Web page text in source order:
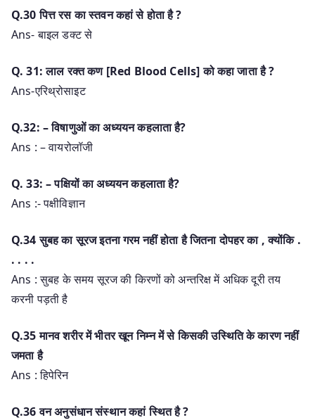
Q.30 पित्त रस का स्तवन कहां से होता है ?
Ans- बाइल डक्ट से
Q. 31: लाल रक्त कण [Red Blood Cells] को कहा जाता है ?
Ans-एरिथ्रोसाइट
Q.32: – विषाणुओं का अध्ययन कहलाता है?
Ans : – वायरोलॉजी
Q. 33: – पक्षियों का अध्ययन कहलाता है?
Ans :- पक्षीविज्ञान
Q.34 सुबह का सूरज इतना गरम नहीं होता है जितना दोपहर का , क्योंकि .
. . . .
Ans : सुबह के समय सूरज की किरणों को अन्तरिक्ष में अधिक दूरी तय
करनी पड़ती है
Q.35 मानव शरीर में भीतर खून निम्न में से किसकी उस्थिति के कारण नहीं
जमता है
Ans : हिपेरिन
Q.36 वन अनुसंधान संस्थान कहां स्थित है ?